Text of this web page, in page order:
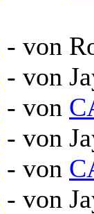
- von
- von
- von
- von
- von
- von